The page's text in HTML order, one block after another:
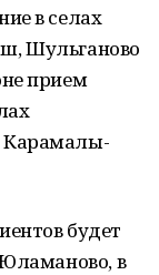
в селах
Шульганово
прием
Карамалы-
будет
Юламаново, в